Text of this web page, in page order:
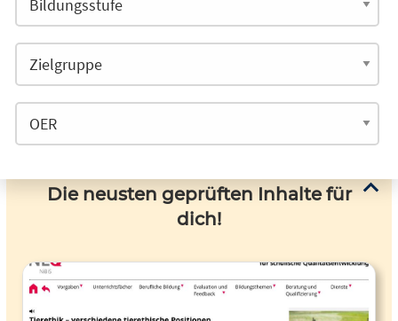
Die neusten geprüften Inhalte für
dich!